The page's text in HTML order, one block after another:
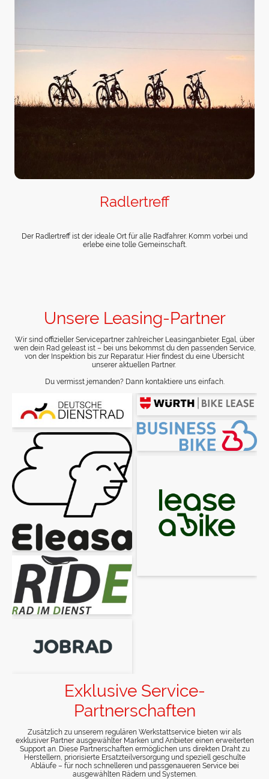
Radlertreff
Der Radlertreff ist der ideale Ort für alle Radfahrer. Komm vorbei und
erlebe eine tolle Gemeinschaft.
Unsere Leasing-Partner
Wir sind offizieller Servicepartner zahlreicher Leasinganbieter. Egal, über
wen dein Rad geleast ist – bei uns bekommst du den passenden Service,
von der Inspektion bis zur Reparatur. Hier findest du eine Übersicht
unserer aktuellen Partner.
Du vermisst jemanden? Dann kontaktiere uns einfach.
Exklusive Service-
Partnerschaften
Zusätzlich zu unserem regulären Werkstattservice bieten wir als
exklusiver Partner ausgewählter Marken und Anbieter einen erweiterten
Support an. Diese Partnerschaften ermöglichen uns direkten Draht zu
Herstellern, priorisierte Ersatzteilversorgung und speziell geschulte
Abläufe – für noch schnelleren und passgenaueren Service bei
ausgewählten Rädern und Systemen.